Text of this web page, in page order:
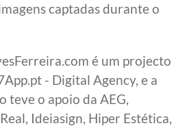
captadas durante o
é um projecto
- Digital Agency, e a
teve o apoio da AEG,
Ideiasign, Hiper Estética,